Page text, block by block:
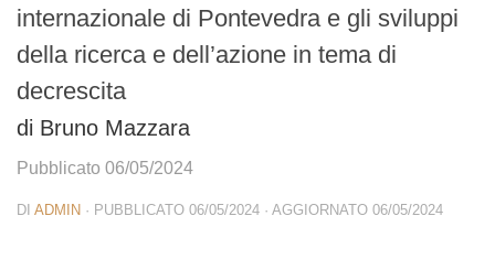
internazionale di Pontevedra e gli sviluppi
della ricerca e dell’azione in tema di
decrescita
di Bruno Mazzara
Pubblicato 06/05/2024
DI ADMIN · PUBBLICATO 06/05/2024 · AGGIORNATO 06/05/2024